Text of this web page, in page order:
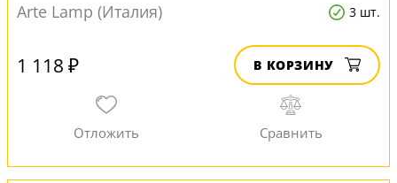
Arte Lamp (Италия) 3 шт.
1 118 ₽ В КОРЗИНУ